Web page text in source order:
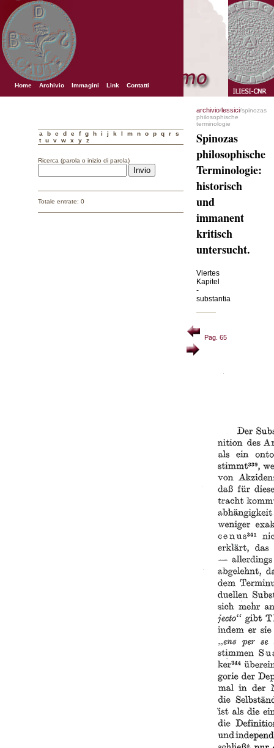
Home Archivio Immagini Link Contatti
a b c d e f g h i j k l m n o p q r
s
t
u v w x y z
Ricerca (parola o inizio di parola)
Totale entrate: 0
archivio/lessici/spinozas
philosophische
terminologie
Spinozas
philosophische
Terminologie:
historisch
und
immanent
kritisch
untersucht.
Viertes
Kapitel
-
substantia
Pag. 65